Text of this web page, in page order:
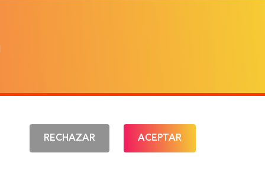
RECHAZAR ACEPTAR